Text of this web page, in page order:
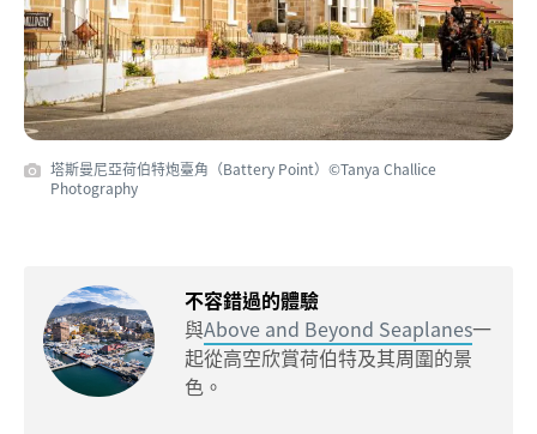
塔斯曼尼亞荷伯特炮臺角（Battery Point）©Tanya Challice
Photography
不容錯過的體驗
與Above and Beyond Seaplanes一
起從高空欣賞荷伯特及其周圍的景
色。